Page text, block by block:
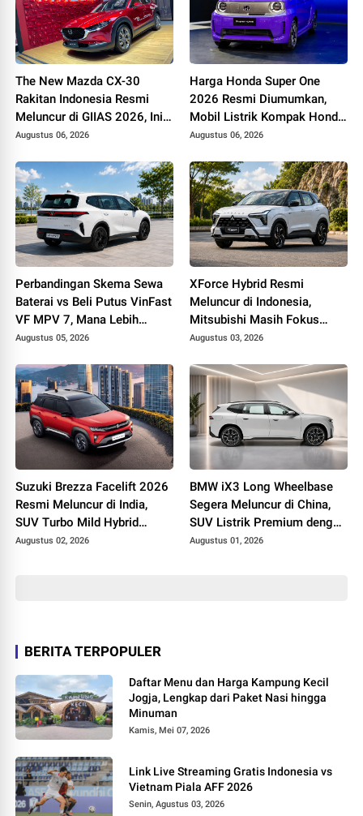
The New Mazda CX-30
Rakitan Indonesia Resmi
Meluncur di GIIAS 2026, Ini
Spesifikasi, Fitur, dan
Augustus 06, 2026
Harga Honda Super One
2026 Resmi Diumumkan,
Mobil Listrik Kompak Honda
Dibanderol Rp 438 Juta
Augustus 06, 2026
Perbandingan Skema Sewa
Baterai vs Beli Putus VinFast
VF MPV 7, Mana Lebih
Menguntungkan?
Augustus 05, 2026
XForce Hybrid Resmi
Meluncur di Indonesia,
Mitsubishi Masih Fokus
pada Satu Model Hybrid
Augustus 03, 2026
Suzuki Brezza Facelift 2026
Resmi Meluncur di India,
SUV Turbo Mild Hybrid
dengan Konsumsi BBM
Augustus 02, 2026
BMW iX3 Long Wheelbase
Segera Meluncur di China,
SUV Listrik Premium dengan
Jarak Tempuh hingga 919
Augustus 01, 2026
BERITA TERPOPULER
Daftar Menu dan Harga Kampung Kecil
Jogja, Lengkap dari Paket Nasi hingga
Minuman
Kamis, Mei 07, 2026
Link Live Streaming Gratis Indonesia vs
Vietnam Piala AFF 2026
Senin, Agustus 03, 2026